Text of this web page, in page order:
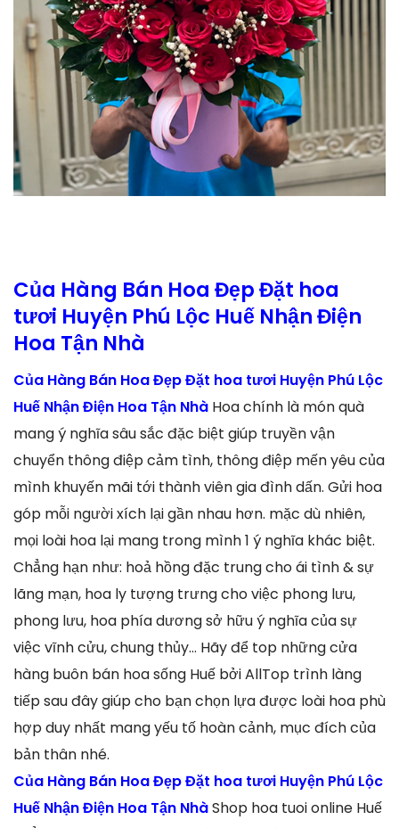
Của Hàng Bán Hoa Đẹp Đặt hoa
tươi Huyện Phú Lộc Huế Nhận Điện
Hoa Tận Nhà
Của Hàng Bán Hoa Đẹp Đặt hoa tươi Huyện Phú Lộc
Huế Nhận Điện Hoa Tận Nhà Hoa chính là món quà
mang ý nghĩa sâu sắc đặc biệt giúp truyền vận
chuyển thông điệp cảm tình, thông điệp mến yêu của
mình khuyến mãi tới thành viên gia đình dấn. Gửi hoa
góp mỗi người xích lại gần nhau hơn. mặc dù nhiên,
mọi loài hoa lại mang trong mình 1 ý nghĩa khác biệt.
Chẳng hạn như: hoả hồng đặc trung cho ái tình & sự
lãng mạn, hoa ly tượng trưng cho việc phong lưu,
phong lưu, hoa phía dương sở hữu ý nghĩa của sự
việc vĩnh cửu, chung thủy… Hãy để top những cửa
hàng buôn bán hoa sống Huế bởi AllTop trình làng
tiếp sau đây giúp cho bạn chọn lựa được loài hoa phù
hợp duy nhất mang yếu tố hoàn cảnh, mục đích của
bản thân nhé.
Của Hàng Bán Hoa Đẹp Đặt hoa tươi Huyện Phú Lộc
Huế Nhận Điện Hoa Tận NhàShop hoa tuoi online Huế